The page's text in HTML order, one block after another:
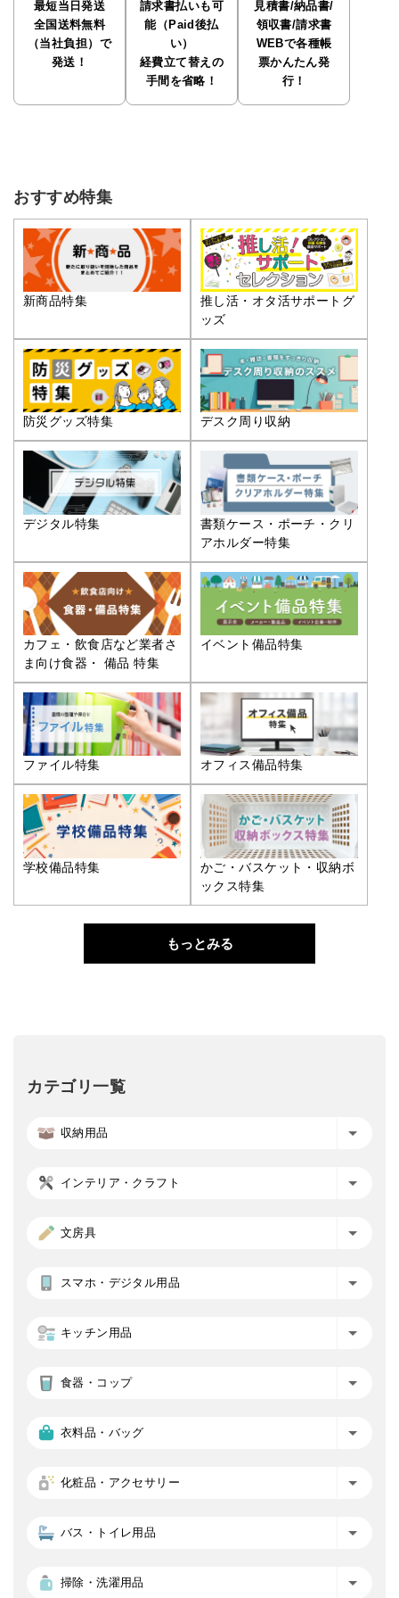
最短当日発送
全国送料無料
（当社負担）で
発送！
請求書払いも可
能（Paid後払
い）
経費立て替えの
手間を省略！
見積書/納品書/
領収書/請求書
WEBで各種帳
票かんたん発
行！
おすすめ特集
新商品特集
推し活・オタ活サポートグ
ッズ
防災グッズ特集 デスク周り収納
デジタル特集
書類ケース・ポーチ・クリ
アホルダー特集
カフェ・飲食店など業者さ
ま向け食器・ 備品 特集
イベント備品特集
ファイル特集 オフィス備品特集
学校備品特集
かご・バスケット・収納ボ
ックス特集
もっとみる
カテゴリ一覧
収納用品
インテリア・クラフト
文房具
スマホ・デジタル用品
キッチン用品
食器・コップ
衣料品・バッグ
化粧品・アクセサリー
バス・トイレ用品
掃除・洗濯用品